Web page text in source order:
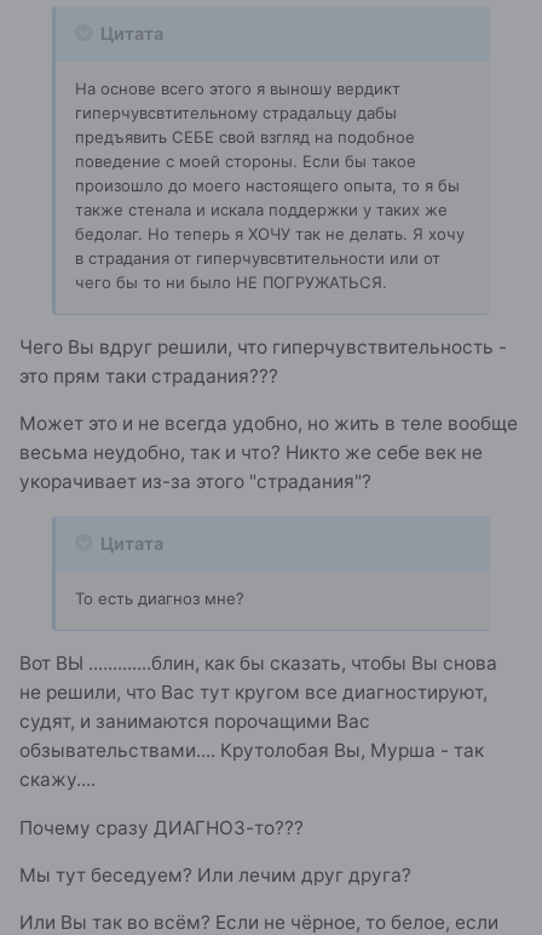
Цитата
На основе всего этого я выношу вердикт
гиперчувсвтительному страдальцу дабы
предъявить СЕБЕ свой взгляд на подобное
поведение с моей стороны. Если бы такое
произошло до моего настоящего опыта, то я бы
также стенала и искала поддержки у таких же
бедолаг. Но теперь я ХОЧУ так не делать. Я хочу
в страдания от гиперчувсвтительности или от
чего бы то ни было НЕ ПОГРУЖАТЬСЯ.
Чего Вы вдруг решили, что гиперчувствительность -
это прям таки страдания???
Может это и не всегда удобно, но жить в теле вообще
весьма неудобно, так и что? Никто же себе век не
укорачивает из-за этого "страдания"?
Цитата
То есть диагноз мне?
Вот ВЫ .............блин, как бы сказать, чтобы Вы снова
не решили, что Вас тут кругом все диагностируют,
судят, и занимаются порочащими Вас
обзывательствами.... Крутолобая Вы, Мурша - так
скажу....
Почему сразу ДИАГНОЗ-то???
Мы тут беседуем? Или лечим друг друга?
Или Вы так во всём? Если не чёрное, то белое, если